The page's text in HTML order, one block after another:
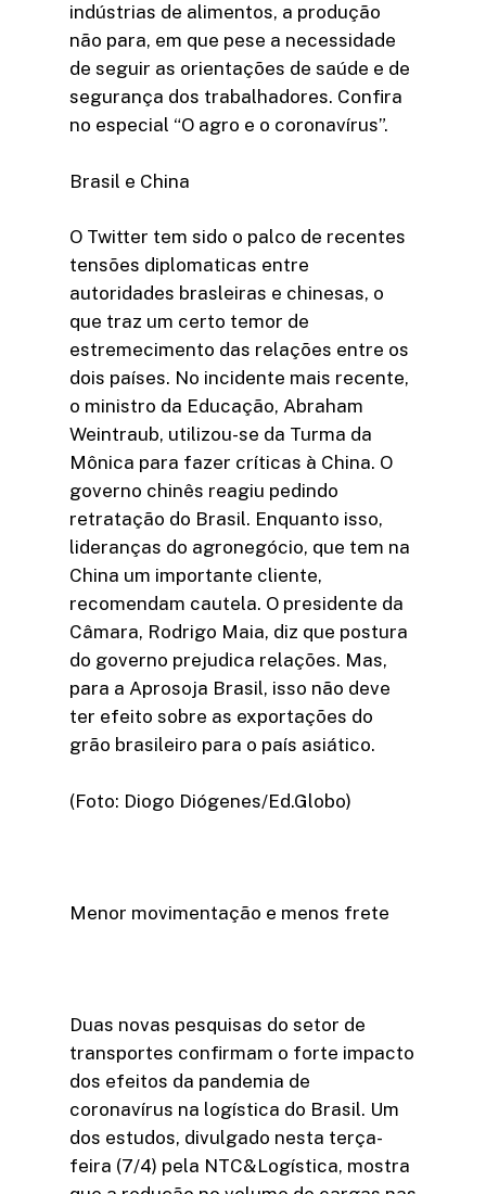
indústrias de alimentos, a produção
não para, em que pese a necessidade
de seguir as orientações de saúde e de
segurança dos trabalhadores. Confira
no especial “O agro e o coronavírus”.
Brasil e China
O Twitter tem sido o palco de recentes
tensões diplomaticas entre
autoridades brasleiras e chinesas, o
que traz um certo temor de
estremecimento das relações entre os
dois países. No incidente mais recente,
o ministro da Educação, Abraham
Weintraub, utilizou-se da Turma da
Mônica para fazer críticas à China. O
governo chinês reagiu pedindo
retratação do Brasil. Enquanto isso,
lideranças do agronegócio, que tem na
China um importante cliente,
recomendam cautela. O presidente da
Câmara, Rodrigo Maia, diz que postura
do governo prejudica relações. Mas,
para a Aprosoja Brasil, isso não deve
ter efeito sobre as exportações do
grão brasileiro para o país asiático.
(Foto: Diogo Diógenes/Ed.Globo)
Menor movimentação e menos frete
Duas novas pesquisas do setor de
transportes confirmam o forte impacto
dos efeitos da pandemia de
coronavírus na logística do Brasil. Um
dos estudos, divulgado nesta terça-
feira (7/4) pela NTC&Logística, mostra